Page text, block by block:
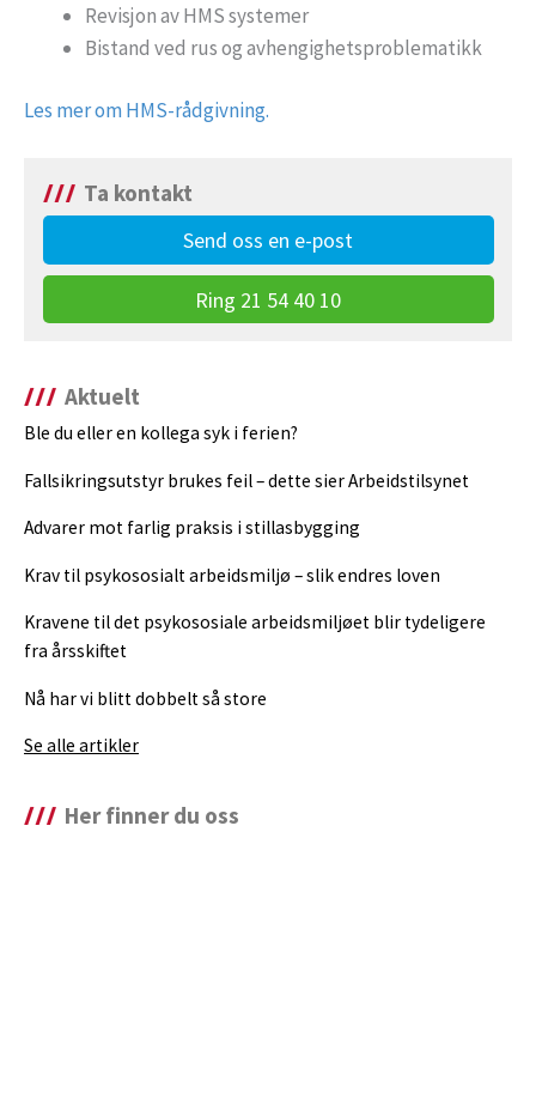
Revisjon av HMS systemer
Bistand ved rus og avhengighetsproblematikk
Les mer om HMS-rådgivning.
Ta kontakt
Send oss en e-post
Ring 21 54 40 10
Aktuelt
Ble du eller en kollega syk i ferien?
Fallsikringsutstyr brukes feil – dette sier Arbeidstilsynet
Advarer mot farlig praksis i stillasbygging
Krav til psykososialt arbeidsmiljø – slik endres loven
Kravene til det psykososiale arbeidsmiljøet blir tydeligere
fra årsskiftet
Nå har vi blitt dobbelt så store
Se alle artikler
Her finner du oss